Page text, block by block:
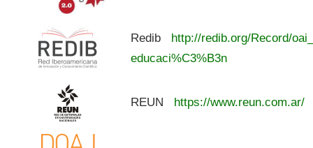
Redib
http://redib.org/Record/
educaci%C3%B3n
REUN https://www.reun.com.ar/